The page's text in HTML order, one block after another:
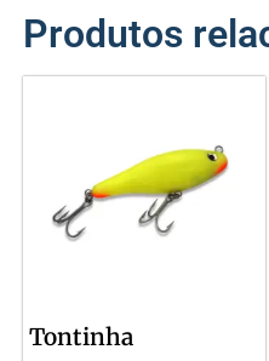
Produtos
Tontinha